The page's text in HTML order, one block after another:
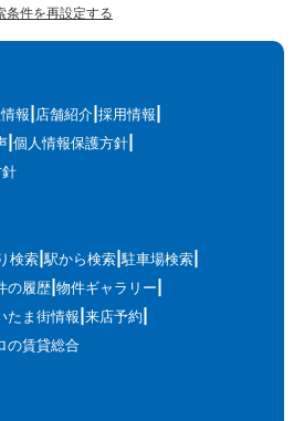
条件を再設定する
報 店舗紹介 採用情報
個人情報保護方針
検索 駅から検索 駐車場検索
の履歴 物件ギャラリー
たま街情報 来店予約
の賃貸総合